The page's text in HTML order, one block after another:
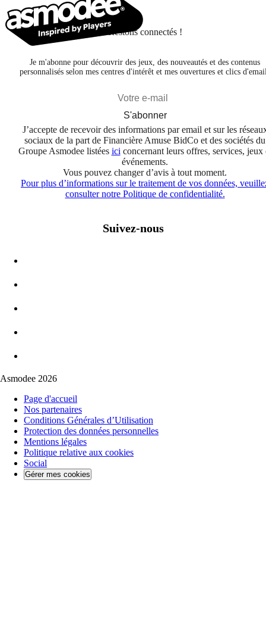
Restons connectés !
Je m'abonne pour découvrir des jeux, des nouveautés et des contenus
personnalisés selon mes centres d'intérêt et mes ouvertures et clics
S'abonner
J’accepte de recevoir des informations par email et sur les
sociaux de la part de Financière Amuse BidCo et des sociétés du
Groupe Asmodee listées ici concernant leurs offres, services, jeux
événements.
Vous pouvez changer d’avis à tout moment.
Pour plus d’informations sur le traitement de vos données,
consulter notre Politique de confidentialité.
Suivez-nous
Asmodee 2026
Page d'accueil
Nos partenaires
Conditions Générales d’Utilisation
Protection des données personnelles
Mentions légales
Politique relative aux cookies
Social
Gérer mes cookies